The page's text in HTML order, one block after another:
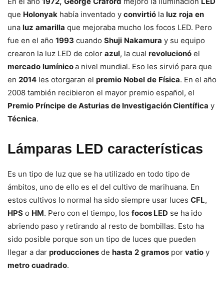
que Holonyak había inventado y convirtió la luz roja en
una luz amarilla que mejoraba mucho los focos LED. Pero
fue en el año 1993 cuando Shuji Nakamura y su equipo
crearon la luz LED de color azul, la cual revolucionó el
mercado lumínicoa nivel mundial. Eso les sirvió para que
en 2014 les otorgaran el premio Nobel de Física. En el año
2008 también recibieron el mayor premio español, el
Premio Príncipe de Asturias de Investigación Científica y
Técnica.
Lámparas LED características
Es un tipo de luz que se ha utilizado en todo tipo de
ámbitos, uno de ello es el del cultivo de marihuana. En
estos cultivos lo normal ha sido siempre usar luces CFL,
HPS o HM. Pero con el tiempo, los focos LED se ha ido
abriendo paso y retirando al resto de bombillas. Esto ha
sido posible porque son un tipo de luces que pueden
llegar a dar producciones de hasta 2 gramos por vatio y
metro cuadrado.